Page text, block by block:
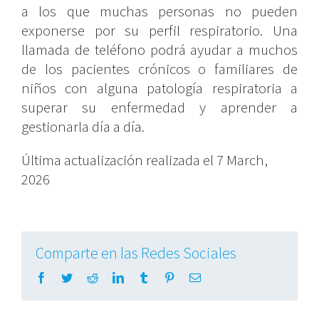
a los que muchas personas no pueden
exponerse por su perfil respiratorio. Una
llamada de teléfono podrá ayudar a muchos
de los pacientes crónicos o familiares de
niños con alguna patología respiratoria a
superar su enfermedad y aprender a
gestionarla día a día.
Última actualización realizada el 7 March,
2026
Comparte en las Redes Sociales
Facebook
TwitterRedditLinkedInTumblr PinterestEmail